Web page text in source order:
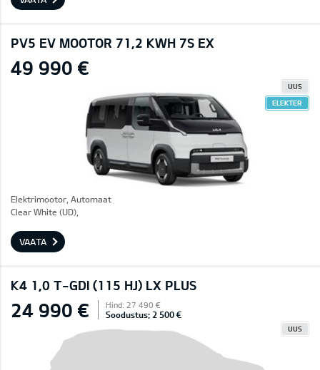
PV5 EV MOOTOR 71,2 KWH 7S EX
49 990 €
UUS
ELEKTER
Elektrimootor, Automaat
Clear White (UD),
VAATA
K4 1,0 T-GDI (115 HJ) LX PLUS
24 990 € Hind: 27 490 €
Soodustus: 2 500 €
UUS